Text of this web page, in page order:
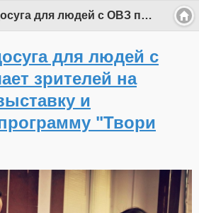
Мастерская досуга для людей с ОВЗ приглашает зрителей на творческую выставку и концертную программу "Твори добро!"
для людей с
зрителей на
и
"Твори